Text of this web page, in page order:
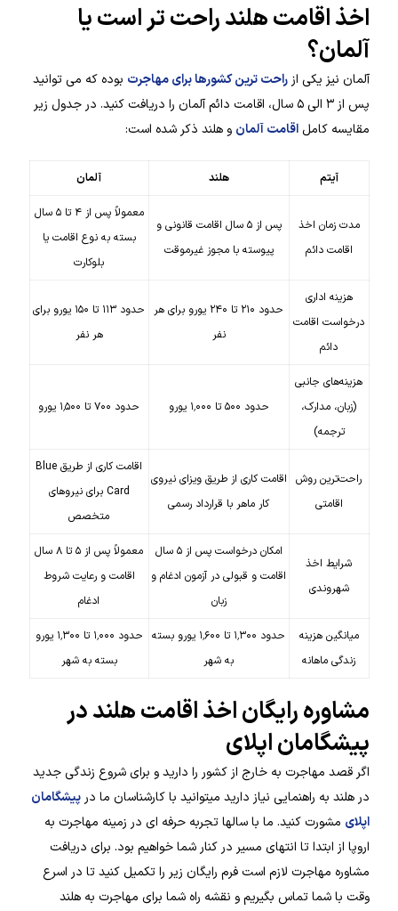
اخذ اقامت هلند راحت تر است یا
آلمان؟
آلمان نیز یکی ازراحت ترین کشورها برای مهاجرت بوده که می توانید
پس از ۳ الی ۵ سال، اقامت دائم آلمان را دریافت کنید. در جدول زیر
مقایسه کاملاقامت آلمان و هلند ذکر شده است:
آیتم هلند آلمان
مدت زمان اخذ
اقامت دائم
پس از ۵ سال اقامت قانونی و
پیوسته با مجوز غیرموقت
معمولاً پس از ۴ تا ۵ سال
بسته به نوع اقامت یا
بلوکارت
هزینه اداری
درخواست اقامت
دائم
حدود ۲۱۰ تا ۲۴۰ یورو برای هر
نفر
حدود ۱۱۳ تا ۱۵۰ یورو برای
هر نفر
هزینه‌های جانبی
(زبان، مدارک،
ترجمه)
حدود ۵۰۰ تا ۱٬۰۰۰ یورو حدود ۷۰۰ تا ۱٬۵۰۰ یورو
راحت‌ترین روش
اقامتی
اقامت کاری از طریق ویزای نیروی
کار ماهر با قرارداد رسمی
اقامت کاری از طریق Blue
Card برای نیروهای
متخصص
شرایط اخذ
شهروندی
امکان درخواست پس از ۵ سال
اقامت و قبولی در آزمون ادغام و
زبان
معمولاً پس از ۵ تا ۸ سال
اقامت و رعایت شروط
ادغام
میانگین هزینه
زندگی ماهانه
حدود ۱٬۳۰۰ تا ۱٬۶۰۰ یورو بسته
به شهر
حدود ۱٬۰۰۰ تا ۱٬۳۰۰ یورو
بسته به شهر
مشاوره رایگان اخذ اقامت هلند در
پیشگامان اپلای
اگر قصد مهاجرت به خارج از کشور را دارید و برای شروع زندگی جدید
در هلند به راهنمایی نیاز دارید میتوانید با کارشناسان ما درپیشگامان
اپلای مشورت کنید. ما با سالها تجربه حرفه ای در زمینه مهاجرت به
اروپا از ابتدا تا انتهای مسیر در کنار شما خواهیم بود. برای دریافت
مشاوره مهاجرت لازم است فرم رایگان زیر را تکمیل کنید تا در اسرع
وقت با شما تماس بگیریم و نقشه راه شما برای مهاجرت به هلند